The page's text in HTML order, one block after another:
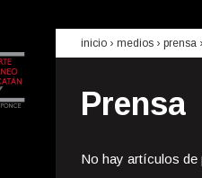
inicio › medios › prensa
Prensa
No hay artículos de